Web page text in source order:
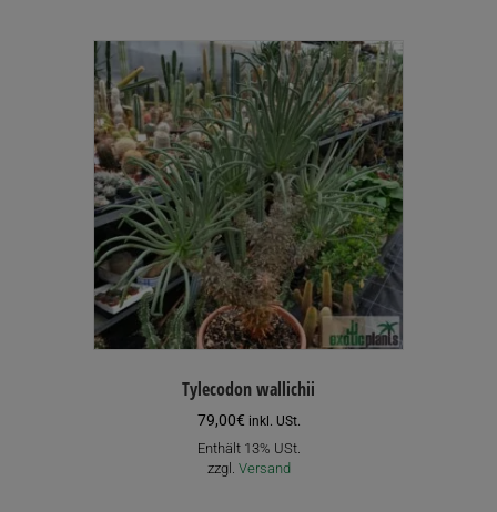
Tylecodon wallichii
79,00€ inkl. USt.
Enthält 13% USt.
zzgl. Versand